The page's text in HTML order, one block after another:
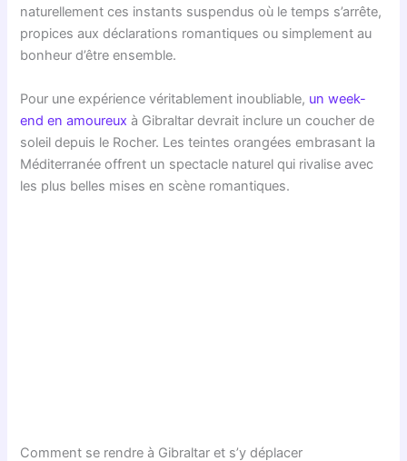
naturellement ces instants suspendus où le temps s’arrête,
propices aux déclarations romantiques ou simplement au
bonheur d’être ensemble.
Pour une expérience véritablement inoubliable, un week-
end en amoureux à Gibraltar devrait inclure un coucher de
soleil depuis le Rocher. Les teintes orangées embrasant la
Méditerranée offrent un spectacle naturel qui rivalise avec
les plus belles mises en scène romantiques.
Comment se rendre à Gibraltar et s’y déplacer